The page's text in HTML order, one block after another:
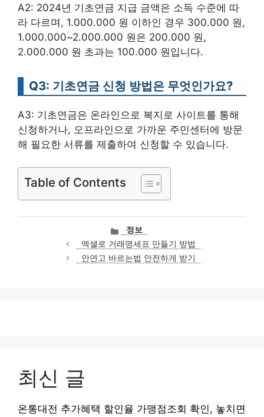
A2: 2024년 기초연금 지급 금액은 소득 수준에 따
라 다르며, 1.000.000 원 이하인 경우 300.000 원,
1.000.000~2.000.000 원은 200.000 원,
2.000.000 원 초과는 100.000 원입니다.
Q3: 기초연금 신청 방법은 무엇인가요?
A3: 기초연금은 온라인으로 복지로 사이트를 통해
신청하거나, 오프라인으로 가까운 주민센터에 방문
해 필요한 서류를 제출하여 신청할 수 있습니다.
Table of Contents
카
테
고
리
정보
엑셀로 거래명세표 만들기 방법
안연고 바르는법 안전하게 받기
최신 글
온통대전 추가혜택 할인율 가맹점조회 확인, 놓치면